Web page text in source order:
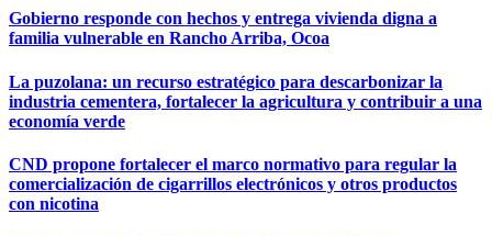
Gobierno responde con hechos y entrega vivienda digna a
familia vulnerable en Rancho Arriba, Ocoa
La puzolana: un recurso estratégico para descarbonizar la
industria cementera, fortalecer la agricultura y contribuir a una
economía verde
CND propone fortalecer el marco normativo para regular la
comercialización de cigarrillos electrónicos y otros productos
con nicotina